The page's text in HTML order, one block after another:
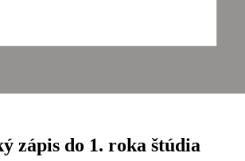
zápis do 1. roka štúdia